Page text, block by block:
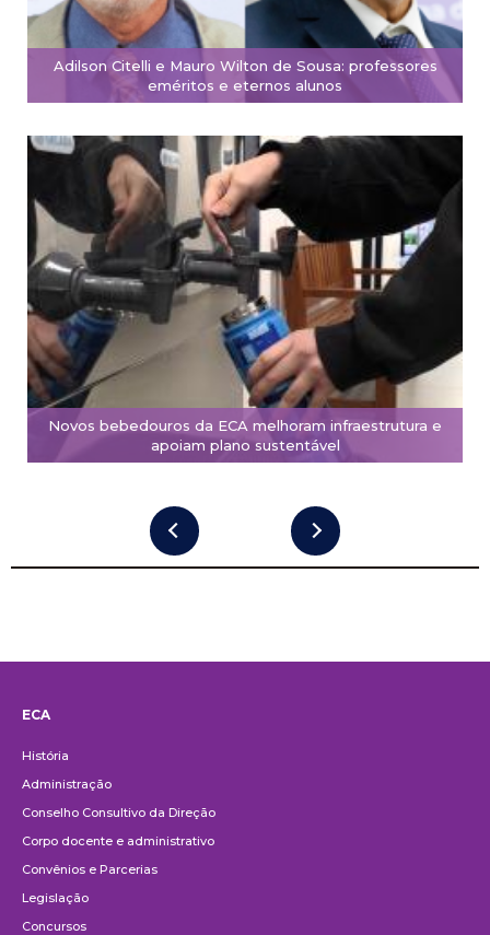
Adilson Citelli e Mauro Wilton de Sousa: professores
eméritos e eternos alunos
Novos bebedouros da ECA melhoram infraestrutura e
apoiam plano sustentável
ECA
História
Administração
Conselho Consultivo da Direção
Corpo docente e administrativo
Convênios e Parcerias
Legislação
Concursos